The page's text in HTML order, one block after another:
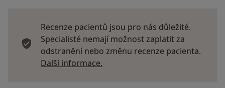
Recenze pacientů jsou pro nás důležité.
Specialisté nemají možnost zaplatit za
odstranění nebo změnu recenze pacienta.
Další informace.